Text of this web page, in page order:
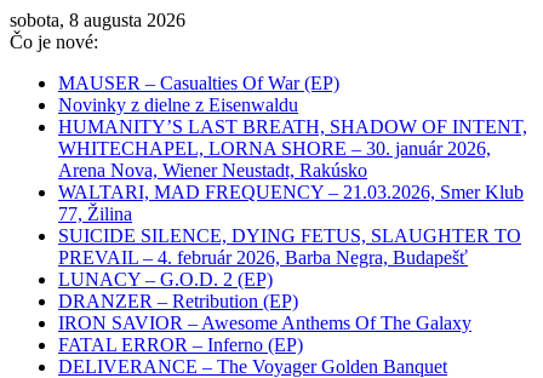
sobota, 8 augusta 2026
Čo je nové:
MAUSER – Casualties Of War (EP)
Novinky z dielne z Eisenwaldu
HUMANITY’S LAST BREATH, SHADOW OF INTENT,
WHITECHAPEL, LORNA SHORE – 30. január 2026,
Arena Nova, Wiener Neustadt, Rakúsko
WALTARI, MAD FREQUENCY – 21.03.2026, Smer Klub
77, Žilina
SUICIDE SILENCE, DYING FETUS, SLAUGHTER TO
PREVAIL – 4. február 2026, Barba Negra, Budapešť
LUNACY – G.O.D. 2 (EP)
DRANZER – Retribution (EP)
IRON SAVIOR – Awesome Anthems Of The Galaxy
FATAL ERROR – Inferno (EP)
DELIVERANCE – The Voyager Golden Banquet